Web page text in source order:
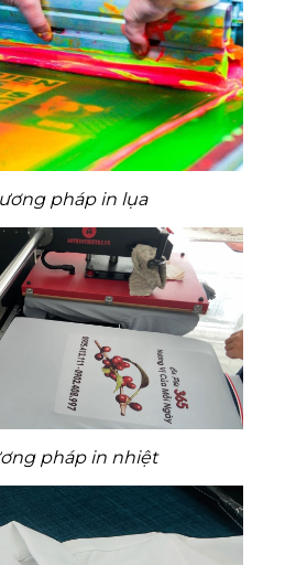
pháp in lụa
pháp in nhiệt